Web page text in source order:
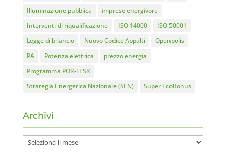
Illuminazione pubblica
imprese energivore
Interventi di riqualificazione
ISO 14000
ISO 50001
Legge di bilancio
Nuovo Codice Appalti
Openpolis
PA
Potenza elettrica
prezzo energia
Programma POR-FESR
Strategia Energetica Nazionale (SEN)
Super EcoBonus
Archivi
Archivi